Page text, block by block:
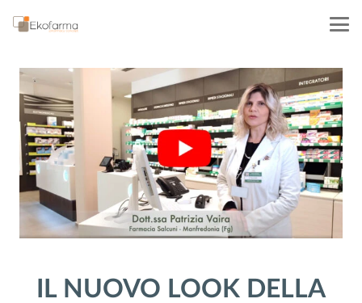
IL NUOVO LOOK DELLA